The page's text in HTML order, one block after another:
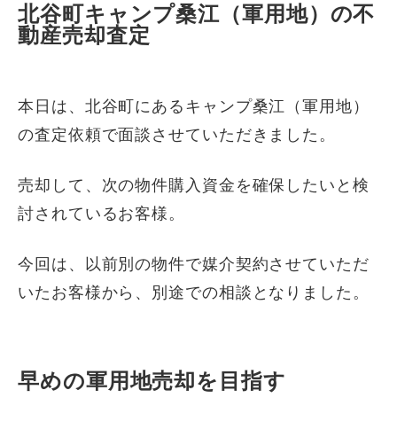
北谷町キャンプ桑江（軍用地）の不
動産売却査定
本日は、北谷町にあるキャンプ桑江（軍用地）
の査定依頼で面談させていただきました。
売却して、次の物件購入資金を確保したいと検
討されているお客様。
今回は、以前別の物件で媒介契約させていただ
いたお客様から、別途での相談となりました。
早めの軍用地売却を目指す